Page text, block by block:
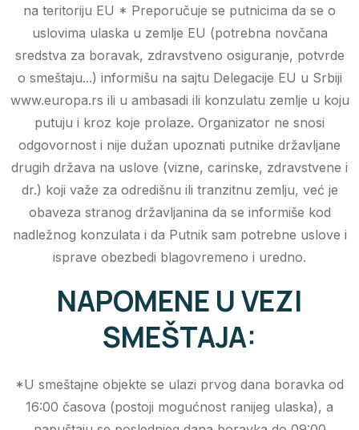
na teritoriju EU * Preporučuje se putnicima da se o
uslovima ulaska u zemlje EU (potrebna novčana
sredstva za boravak, zdravstveno osiguranje, potvrde
o smeštaju...) informišu na sajtu Delegacije EU u Srbiji
www.europa.rs ili u ambasadi ili konzulatu zemlje u koju
putuju i kroz koje prolaze. Organizator ne snosi
odgovornost i nije dužan upoznati putnike državljane
drugih država na uslove (vizne, carinske, zdravstvene i
dr.) koji važe za odredišnu ili tranzitnu zemlju, već je
obaveza stranog državljanina da se informiše kod
nadležnog konzulata i da Putnik sam potrebne uslove i
isprave obezbedi blagovremeno i uredno.
NAPOMENE U VEZI
SMEŠTAJA:
*U smeštajne objekte se ulazi prvog dana boravka od
16:00 časova (postoji mogućnost ranijeg ulaska), a